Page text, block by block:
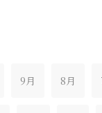
9月 8月